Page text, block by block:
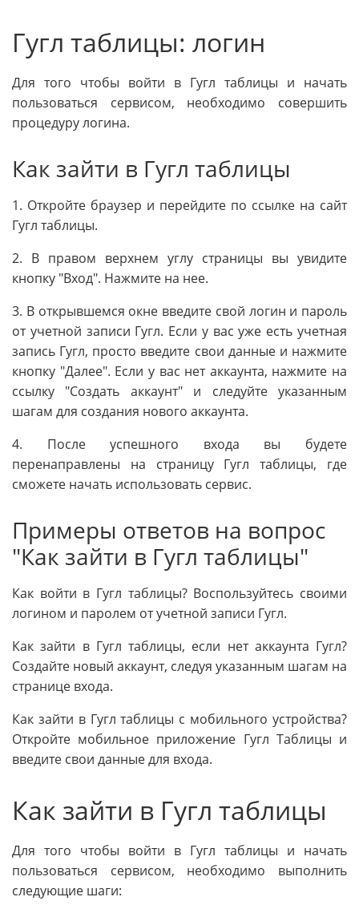
Гугл таблицы: логин
Для того чтобы войти в Гугл таблицы и начать
пользоваться сервисом, необходимо совершить
процедуру логина.
Как зайти в Гугл таблицы
1. Откройте браузер и перейдите по ссылке на сайт
Гугл таблицы.
2. В правом верхнем углу страницы вы увидите
кнопку "Вход". Нажмите на нее.
3. В открывшемся окне введите свой логин и пароль
от учетной записи Гугл. Если у вас уже есть учетная
запись Гугл, просто введите свои данные и нажмите
кнопку "Далее". Если у вас нет аккаунта, нажмите на
ссылку "Создать аккаунт" и следуйте указанным
шагам для создания нового аккаунта.
4. После успешного входа вы будете
перенаправлены на страницу Гугл таблицы, где
сможете начать использовать сервис.
Примеры ответов на вопрос
"Как зайти в Гугл таблицы"
Как войти в Гугл таблицы? Воспользуйтесь своими
логином и паролем от учетной записи Гугл.
Как зайти в Гугл таблицы, если нет аккаунта Гугл?
Создайте новый аккаунт, следуя указанным шагам на
странице входа.
Как зайти в Гугл таблицы с мобильного устройства?
Откройте мобильное приложение Гугл Таблицы и
введите свои данные для входа.
Как зайти в Гугл таблицы
Для того чтобы войти в Гугл таблицы и начать
пользоваться сервисом, необходимо выполнить
следующие шаги: